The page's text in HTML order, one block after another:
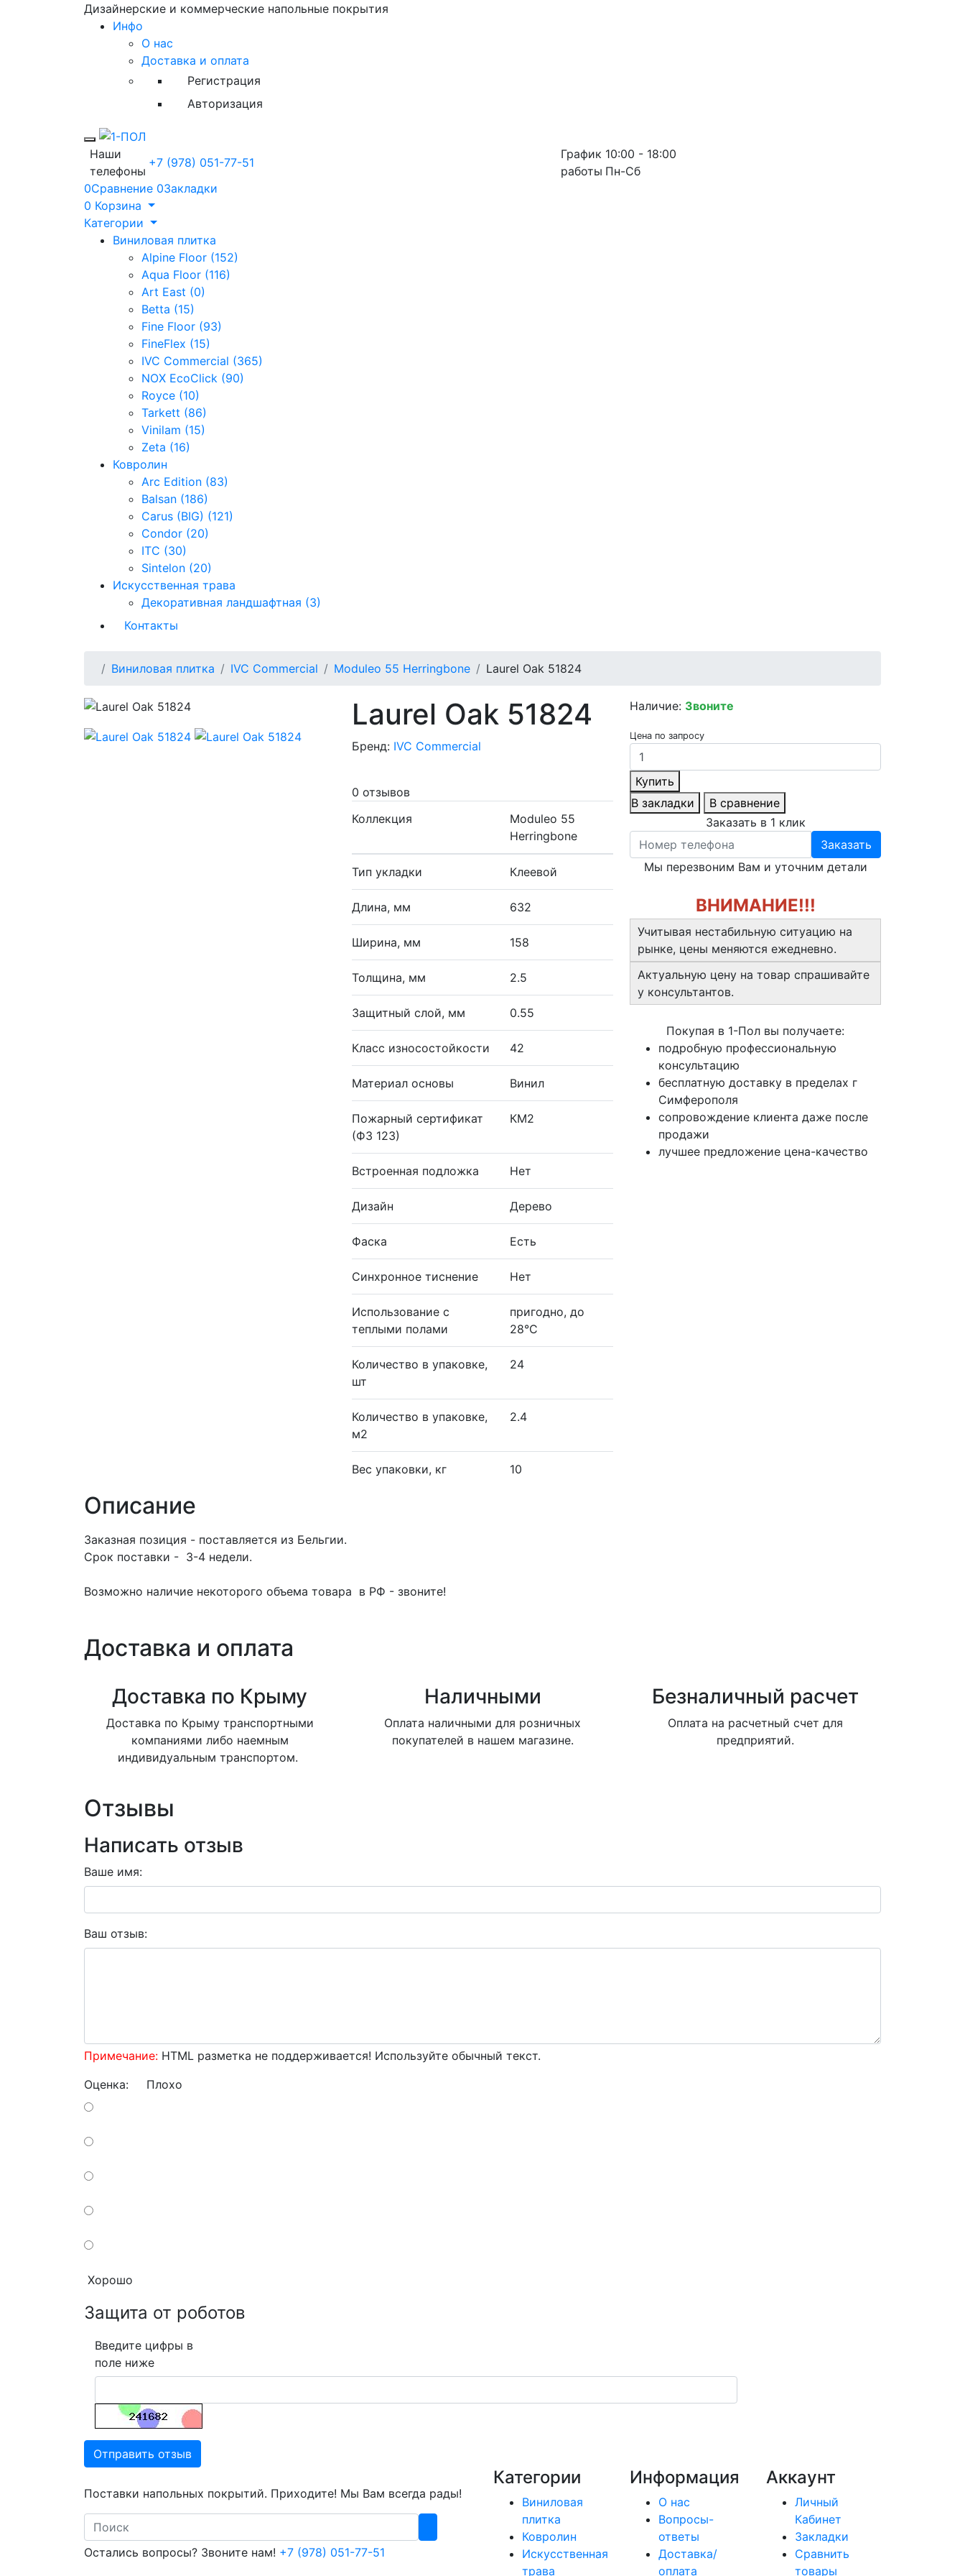
Дизайнерские и коммерческие напольные покрытия
Инфо
О нас
Доставка и оплата
Регистрация
Авторизация
Toggle mobile menu
Наши
телефоны
+7 (978) 051-77-51
График
работы
10:00 - 18:00
Пн-Сб
0Сравнение 0Закладки
0 Корзина
Категории
Виниловая плитка
Alpine Floor (152)
Aqua Floor (116)
Art East (0)
Betta (15)
Fine Floor (93)
FineFlex (15)
IVC Commercial (365)
NOX EcoClick (90)
Royce (10)
Tarkett (86)
Vinilam (15)
Zeta (16)
Ковролин
Arc Edition (83)
Balsan (186)
Carus (BIG) (121)
Condor (20)
ITC (30)
Sintelon (20)
Искусственная трава
Декоративная ландшафтная (3)
Контакты
Виниловая плитка IVC Commercial Moduleo 55 Herringbone Laurel Oak 51824
Laurel Oak 51824
Бренд: IVC Commercial
0 отзывов
Коллекция
Moduleo 55
Herringbone
Тип укладки Клеевой
Длина, мм 632
Ширина, мм 158
Толщина, мм 2.5
Защитный слой, мм 0.55
Класс износостойкости 42
Материал основы Винил
Пожарный сертификат
(ФЗ 123)
КМ2
Встроенная подложка Нет
Дизайн Дерево
Фаска Есть
Синхронное тиснение Нет
Использование с
теплыми полами
пригодно, до
28°С
Количество в упаковке,
шт
24
Количество в упаковке,
м2
2.4
Вес упаковки, кг 10
Наличие: Звоните
Цена по запросу
Купить
В закладки
В сравнение
Заказать в 1 клик
Заказать
Мы перезвоним Вам и уточним детали
ВНИМАНИЕ!!!
Учитывая нестабильную ситуацию на
рынке, цены меняются ежедневно.
Актуальную цену на товар спрашивайте
у консультантов.
Покупая в 1-Пол вы получаете:
подробную профессиональную
консультацию
бесплатную доставку в пределах г
Симферополя
сопровождение клиента даже после
продажи
лучшее предложение цена-качество
Описание
Заказная позиция - поставляется из Бельгии.
Срок поставки - 3-4 недели.
Возможно наличие некоторого объема товара в РФ - звоните!
Доставка и оплата
Доставка по Крыму
Доставка по Крыму транспортными
компаниями либо наемным
индивидуальным транспортом.
Наличными
Оплата наличными для розничных
покупателей в нашем магазине.
Безналичный расчет
Оплата на расчетный счет для
предприятий.
Отзывы
Написать отзыв
Ваше имя:
Ваш отзыв:
Примечание: HTML разметка не поддерживается! Используйте обычный текст.
Оценка: Плохо
Хорошо
Защита от роботов
Введите цифры в
поле ниже
Отправить отзыв
Поставки напольных покрытий. Приходите! Мы Вам всегда рады!
Search
Остались вопросы? Звоните нам! +7 (978) 051-77-51
Категории
Виниловая
плитка
Ковролин
Искусственная
трава
Информация
О нас
Вопросы-
ответы
Доставка/
оплата
Аккаунт
Личный
Кабинет
Закладки
Сравнить
товары